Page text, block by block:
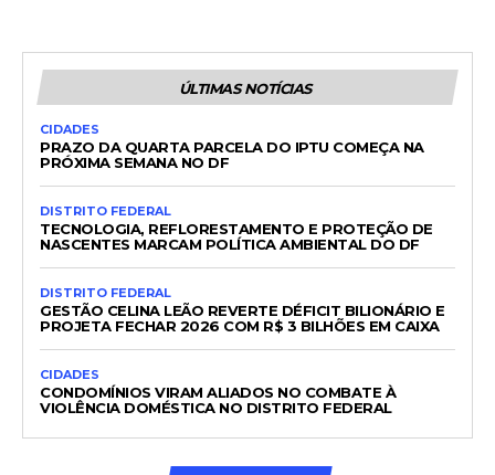
ÚLTIMAS NOTÍCIAS
CIDADES
PRAZO DA QUARTA PARCELA DO IPTU COMEÇA NA
PRÓXIMA SEMANA NO DF
DISTRITO FEDERAL
TECNOLOGIA, REFLORESTAMENTO E PROTEÇÃO DE
NASCENTES MARCAM POLÍTICA AMBIENTAL DO DF
DISTRITO FEDERAL
GESTÃO CELINA LEÃO REVERTE DÉFICIT BILIONÁRIO E
PROJETA FECHAR 2026 COM R$ 3 BILHÕES EM CAIXA
CIDADES
CONDOMÍNIOS VIRAM ALIADOS NO COMBATE À
VIOLÊNCIA DOMÉSTICA NO DISTRITO FEDERAL